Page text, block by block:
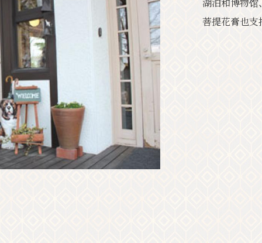
活动
通知 访问
旅游咨询中心
隐私政策
菩提花膏也支